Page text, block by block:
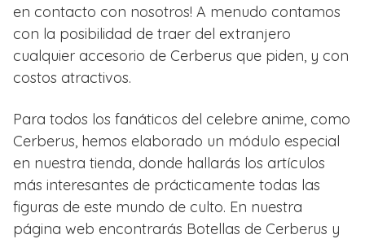
en contacto con nosotros! A menudo contamos
con la posibilidad de traer del extranjero
cualquier accesorio de Cerberus que piden, y con
costos atractivos.
Para todos los fanáticos del celebre anime, como
Cerberus, hemos elaborado un módulo especial
en nuestra tienda, donde hallarás los artículos
más interesantes de prácticamente todas las
figuras de este mundo de culto. En nuestra
página web encontrarás Botellas de Cerberus y